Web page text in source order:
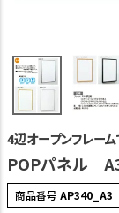
特定
ご利
4辺オープンフレーム
POPパネル
商品番号 AP340_A3